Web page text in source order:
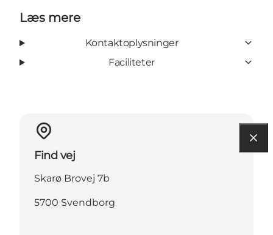
Læs mere
Kontaktoplysninger
Faciliteter
Find vej
Skarø Brovej 7b
5700 Svendborg